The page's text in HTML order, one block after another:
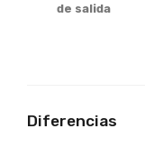
de salida
Diferencias